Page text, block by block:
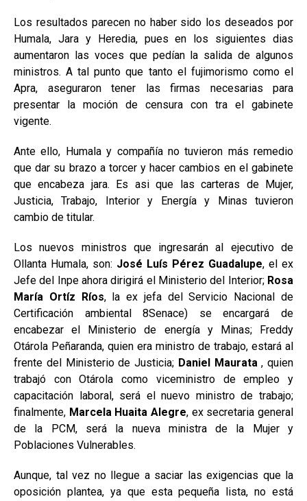
Los resultados parecen no haber sido los deseados por
Humala, Jara y Heredia, pues en los siguientes dias
aumentaron las voces que pedían la salida de algunos
ministros. A tal punto que tanto el fujimorismo como el
Apra, aseguraron tener las firmas necesarias para
presentar la moción de censura con tra el gabinete
vigente.
Ante ello, Humala y compañía no tuvieron más remedio
que dar su brazo a torcer y hacer cambios en el gabinete
que encabeza jara. Es asi que las carteras de Mujer,
Justicia, Trabajo, Interior y Energía y Minas tuvieron
cambio de titular.
Los nuevos ministros que ingresarán al ejecutivo de
Ollanta Humala, son: José Luís Pérez Guadalupe, el ex
Jefe del Inpe ahora dirigirá el Ministerio del Interior; Rosa
María Ortíz Ríos, la ex jefa del Servicio Nacional de
Certificación ambiental 8Senace) se encargará de
encabezar el Ministerio de energía y Minas; Freddy
Otárola Peñaranda, quien era ministro de trabajo, estará al
frente del Ministerio de Justicia; Daniel Maurata, quien
trabajó con Otárola como viceministro de empleo y
capacitación laboral, será el nuevo ministro de trabajo;
finalmente, Marcela Huaita Alegre, ex secretaria general
de la PCM, será la nueva ministra de la Mujer y
Poblaciones Vulnerables.
Aunque, tal vez no llegue a saciar las exigencias que la
oposición plantea, ya que esta pequeña lista, no está